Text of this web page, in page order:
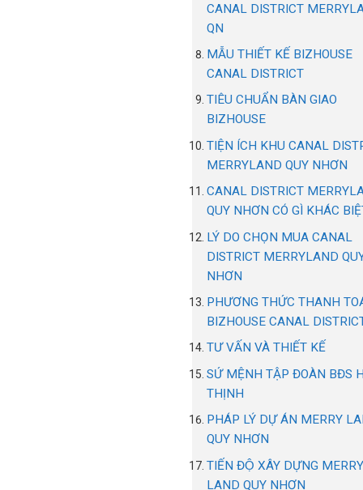
CANAL DISTRICT
QN
MẪU THIẾT KẾ BIZHOUSE
CANAL DISTRICT
TIÊU CHUẨN BÀN GIAO
BIZHOUSE
TIỆN ÍCH KHU CANAL
MERRYLAND QUY NHƠN
CANAL DISTRICT
QUY NHƠN CÓ GÌ KHÁC
LÝ DO CHỌN MUA CANAL
DISTRICT MERRYLAND
NHƠN
PHƯƠNG THỨC THANH
BIZHOUSE CANAL
TƯ VẤN VÀ THIẾT KẾ
SỨ MỆNH TẬP ĐOÀN BĐS
THỊNH
PHÁP LÝ DỰ ÁN MERRY
QUY NHƠN
TIẾN ĐỘ XÂY DỰNG MERRY
LAND QUY NHƠN